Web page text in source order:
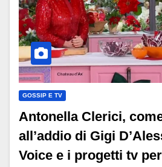
GOSSIP E TV
Antonella Clerici,
all’addio di Gigi
Voice e i progetti tv